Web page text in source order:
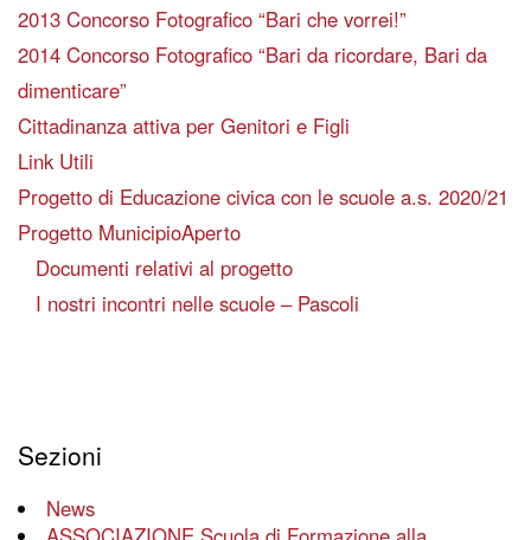
2013 Concorso Fotografico “Bari che vorrei!”
2014 Concorso Fotografico “Bari da ricordare, Bari da
dimenticare”
Cittadinanza attiva per Genitori e Figli
Link Utili
Progetto di Educazione civica con le scuole a.s. 2020/21
Progetto MunicipioAperto
Documenti relativi al progetto
I nostri incontri nelle scuole – Pascoli
Sezioni
News